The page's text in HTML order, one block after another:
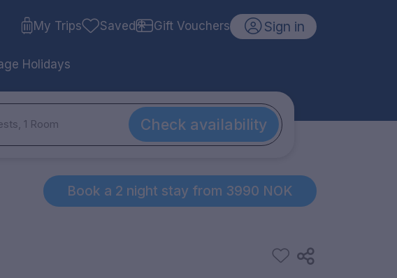
My Trips Saved Gift Vouchers Sign in
Holidays
1 Room Check availability
Book a 2 night stay from 3990 NOK